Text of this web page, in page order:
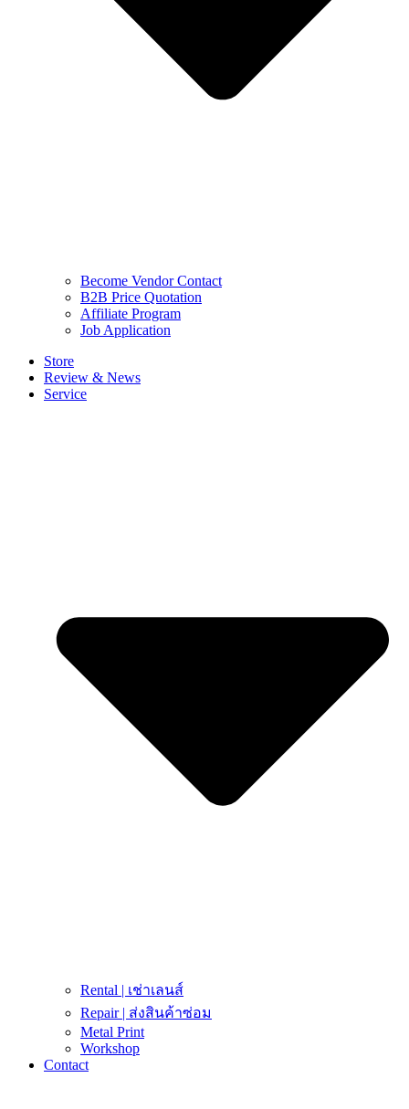
Become Vendor Contact
B2B Price Quotation
Affiliate Program
Job Application
Store
Review & News
Service
Rental | เช่าเลนส์
Repair | ส่งสินค้าซ่อม
Metal Print
Workshop
Contact